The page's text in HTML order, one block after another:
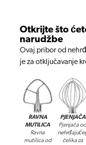
Otkrijte što
narudžbe
Ovaj pribor od
je za otključavanje
RAVNA
MUTILICA
Ravna
mutilica od
PJENJAČA
Pjenjača
čelika za